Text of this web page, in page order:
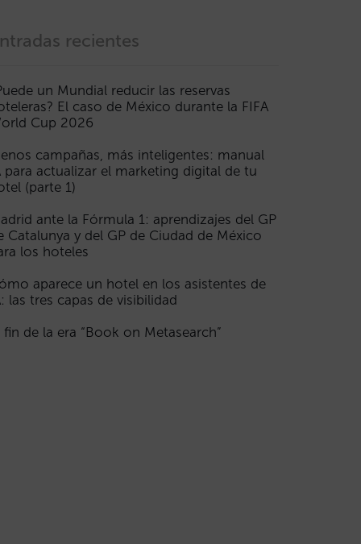
recientes
un Mundial reducir las reservas
El caso de México durante la FIFA
Cup 2026
campañas, más inteligentes: manual
para actualizar el marketing digital de tu
(parte 1)
ante la Fórmula 1: aprendizajes del GP
Catalunya y del GP de Ciudad de México
los hoteles
aparece un hotel en los asistentes de
las tres capas de visibilidad
fin de la era “Book on Metasearch”